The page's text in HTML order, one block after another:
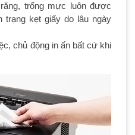
trống mực luôn được
trạng kẹt giấy do lâu ngày
chủ động in ấn bất cứ khi